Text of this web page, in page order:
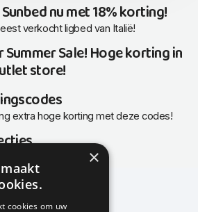
nu met 18% korting!
verkocht ligbed van Italië!
Summer Sale! Hoge korting in
store!
extra hoge korting met deze codes!
en populaire collecties
×
cookies om uw